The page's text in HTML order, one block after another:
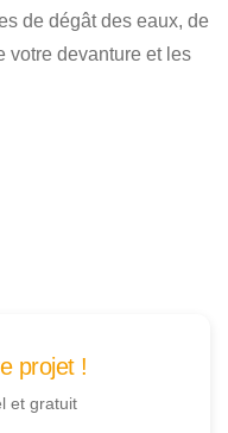
de dégât des eaux, de
votre devanture et les
projet !
et gratuit